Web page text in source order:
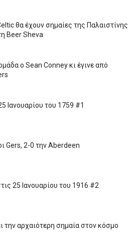
θα έχουν σημαίες της Παλαιστίνης
Beer Sheva
ο Sean Conney κι έγινε από
Ιανουαρίου του 1759 #1
Gers, 2-0 την Aberdeen
25 Ιανουαρίου του 1916 #2
την αρχαιότερη σημαία στον κόσμο